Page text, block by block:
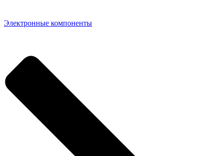
Электронные компоненты